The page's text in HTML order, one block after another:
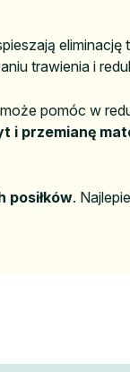
trawienia i
pomóc w
i przemianę
posiłków.